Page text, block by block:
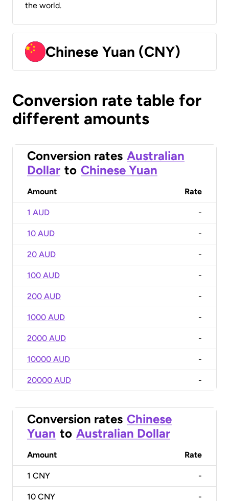
the world.
Chinese Yuan (CNY)
Conversion rate table for
different amounts
Conversion rates Australian
Dollar to Chinese Yuan
Amount Rate
1 AUD -
10 AUD -
20 AUD -
100 AUD -
200 AUD -
1000 AUD -
2000 AUD -
10000 AUD -
20000 AUD -
Conversion rates Chinese
Yuan to Australian Dollar
Amount Rate
1 CNY -
10 CNY -